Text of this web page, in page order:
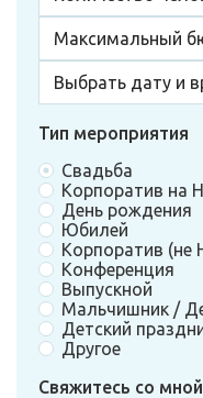
Тип мероприятия
Свадьба
Корпоратив на
День рождения
Юбилей
Корпоратив (не
Конференция
Выпускной
Мальчишник /
Детский
Другое
Свяжитесь со мной